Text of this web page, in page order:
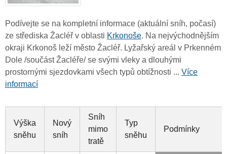
Podívejte se na kompletní informace (aktuální sníh, počasí)
ze střediska Žacléř v oblasti Krkonoše. Na nejvýchodnějším
okraji Krkonoš leží město Žacléř. Lyžařský areál v Prkenném
Dole /součást Žacléře/ se svými vleky a dlouhými
prostornými sjezdovkami všech typů obtížnosti ... Více
informací
Výška
sněhu
Nový
sníh
Sníh
mimo
tratě
Typ
sněhu
Podmínky